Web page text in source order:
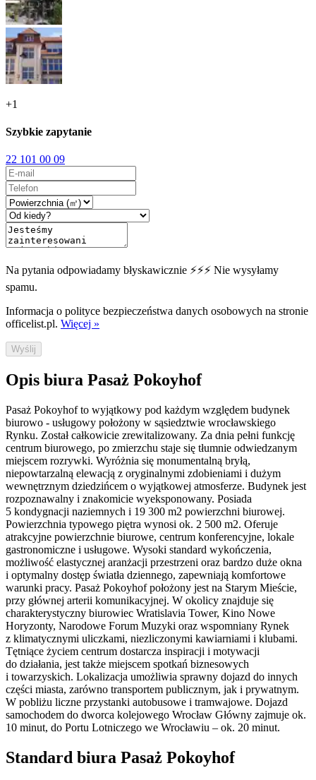
+1
Szybkie zapytanie
22 101 00 09
Na pytania odpowiadamy błyskawicznie ⚡⚡⚡ Nie wysyłamy
spamu.
Informacja o polityce bezpieczeństwa danych osobowych na stronie
officelist.pl. Więcej »
Wyślij
Opis biura Pasaż Pokoyhof
Pasaż Pokoyhof to wyjątkowy pod każdym względem budynek
biurowo - usługowy położony w sąsiedztwie wrocławskiego
Rynku. Został całkowicie zrewitalizowany. Za dnia pełni funkcję
centrum biurowego, po zmierzchu staje się tłumnie odwiedzanym
miejscem rozrywki. Wyróżnia się monumentalną bryłą,
niepowtarzalną elewacją z oryginalnymi zdobieniami i dużym
wewnętrznym dziedzińcem o wyjątkowej atmosferze. Budynek jest
rozpoznawalny i znakomicie wyeksponowany. Posiada
5 kondygnacji naziemnych i 19 300 m2 powierzchni biurowej.
Powierzchnia typowego piętra wynosi ok. 2 500 m2. Oferuje
atrakcyjne powierzchnie biurowe, centrum konferencyjne, lokale
gastronomiczne i usługowe. Wysoki standard wykończenia,
możliwość elastycznej aranżacji przestrzeni oraz bardzo duże okna
i optymalny dostęp światła dziennego, zapewniają komfortowe
warunki pracy. Pasaż Pokoyhof położony jest na Starym Mieście,
przy głównej arterii komunikacyjnej. W okolicy znajduje się
charakterystyczny biurowiec Wratislavia Tower, Kino Nowe
Horyzonty, Narodowe Forum Muzyki oraz wspomniany Rynek
z klimatycznymi uliczkami, niezliczonymi kawiarniami i klubami.
Tętniące życiem centrum dostarcza inspiracji i motywacji
do działania, jest także miejscem spotkań biznesowych
i towarzyskich. Lokalizacja umożliwia sprawny dojazd do innych
części miasta, zarówno transportem publicznym, jak i prywatnym.
W pobliżu liczne przystanki autobusowe i tramwajowe. Dojazd
samochodem do dworca kolejowego Wrocław Główny zajmuje ok.
10 minut, do Portu Lotniczego we Wrocławiu – ok. 20 minut.
Standard biura Pasaż Pokoyhof